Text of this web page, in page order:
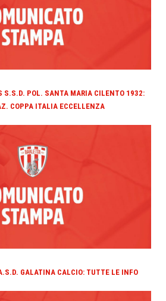
S.S.D. POL. SANTA MARIA CILENTO 1932:
COPPA ITALIA ECCELLENZA
GALATINA CALCIO: TUTTE LE INFO